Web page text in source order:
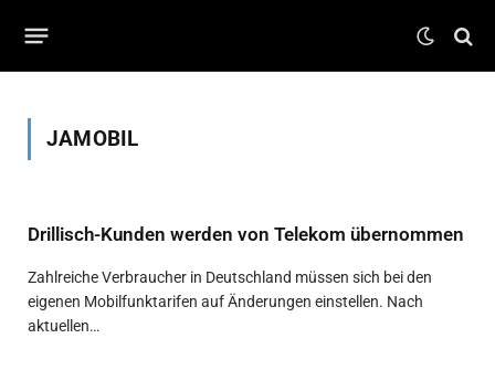
JAMOBIL
Drillisch-Kunden werden von Telekom übernommen
Zahlreiche Verbraucher in Deutschland müssen sich bei den
eigenen Mobilfunktarifen auf Änderungen einstellen. Nach
aktuellen…